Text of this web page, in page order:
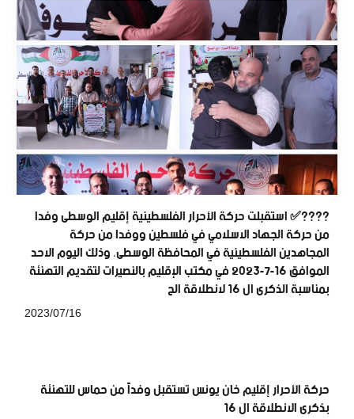
????️✅ استقبلت حركة الأحرار الفلسطينية إقليم الوسطى وفدا
من حركة الجهاد الاسلامي في فلسطين ووفدا من حركة
المجاهدين الفلسطينية في المحافظة الوسطى، وذلك اليوم الاحد
الموافق 16-7-2023 في مكتب الإقليم بالنصيرات لتقديم التهنئة
بمناسبة الذكرى ال 16 لانطلاقة الح
حركة الأحرار إقليم خان يونس تستقبل وفداً من حماس للتهنئة
بذكرى الانطلاقة ال 16